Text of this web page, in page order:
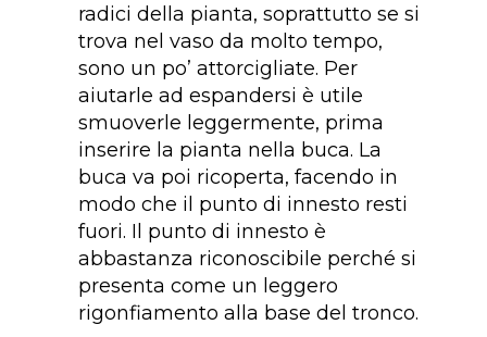
radici della pianta, soprattutto se si
trova nel vaso da molto tempo,
sono un po’ attorcigliate. Per
aiutarle ad espandersi è utile
smuoverle leggermente, prima
inserire la pianta nella buca. La
buca va poi ricoperta, facendo in
modo che il punto di innesto resti
fuori. Il punto di innesto è
abbastanza riconoscibile perché si
presenta come un leggero
rigonfiamento alla base del tronco.